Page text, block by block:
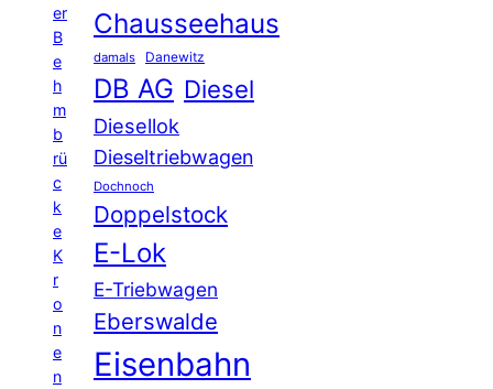
er
B
e
h
m
b
rü
c
k
e
K
r
o
n
e
n
Chausseehaus
damals Danewitz
DB AG Diesel
Diesellok
Dieseltriebwagen
Dochnoch
Doppelstock
E-Lok
E-Triebwagen
Eberswalde
Eisenbahn